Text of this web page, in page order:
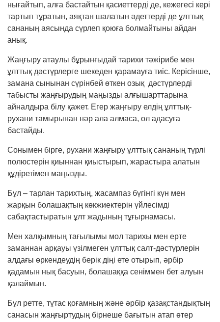
нығайтып, алға бастайтын қасиеттерді де, кежегесі кері
тартып тұратын, аяқтан шалатын әдеттерді де ұлттық
сананың аясында сүрлеп қоюға болмайтыны айдан
анық.
Жаңғыру атаулы бұрынғыдай тарихи тәжірибе мен
ұлттық дәстүрлерге шекеден қарамауға тиіс. Керісінше,
замана сынынан сүрінбей өткен озық дәстүрлерді
табысты жаңғырудың маңызды алғышарттарына
айналдыра білу қажет. Егер жаңғыру елдің ұлттық-
рухани тамырынан нәр ала алмаса, ол адасуға
бастайды.
Сонымен бірге, рухани жаңғыру ұлттық сананың түрлі
полюстерін қиыннан қиыс­ты­рып, жарастыра алатын
құдіретімен маңызды.
Бұл – тарлан тарихтың, жасампаз бүгінгі күн мен
жарқын болашақтың көкжиектерін үйле­сімді
сабақтастыратын ұлт жадының тұғыр­намасы.
Мен халқымның тағылымы мол тарихы мен ерте
заманнан арқауы үзілмеген ұлттық салт-дәстүрлерін
алдағы өркендеудің берік діңі ете оты­рып, әрбір
қадамын нық басуын, болашаққа сенім­мен бет алуын
қалаймын.
Бұл ретте, тұтас қоғамның және әрбір қа­зақ­стан­дықтың
санасын жаңғыртудың бір­неше бағы­тын атап өтер